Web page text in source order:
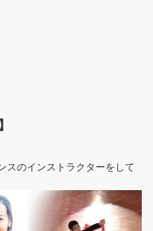
スのインストラクターをして